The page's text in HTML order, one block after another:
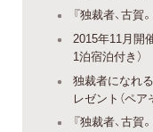
『独裁者、古
2015年11月開
1泊宿泊付き）
独裁者になれ
レゼント（ペア
『独裁者、古賀